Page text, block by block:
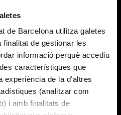
de Barcelona utilitza galetes
de gestionar les
informació perquè accediu
característiques que
de la d’altres
(analitzar com
i amb finalitats de